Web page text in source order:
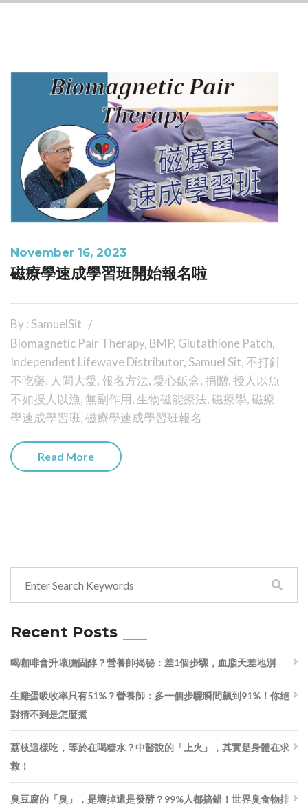
November 16, 2023
磁療學速成學習班開始報名啦
By : SamuelSit
Biomagnetic Pair Therapy, BMP, Glutathione Patch,
Independent Lifewave Distributor, Samuel Sit, 不打針
不吃藥, 人間大愛,報名方法,愛心飯盒,捐贈,授人以魚
不如授人以漁, 無副作用, 生物磁能療法,磁療學,磁療
學速成學習班,磁療學速成學習班報名
Read More
Recent Posts
喝咖啡會升壞膽固醇？營養師揭秘：差1個步驟，血脂天差地別
生雞蛋吸收率只有51%？營養師：多一個步驟瞬間飆到91%！你絕
對猜不到是怎麼煮
荔枝這樣吃，等於在喝糖水？中醫說的「上火」，其實是身體在求
救！
臭豆腐的「臭」，是壞掉還是發酵？99%人都搞錯！世界臭食物排